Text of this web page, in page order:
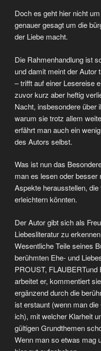
Doch es geht hier nicht
genauer gesagt um die
der Liebe macht.
Die Rahmenhandlung ist
und damit meint der
– trifft auf einer Lesereise
zuvor kurz aber heftig
Nacht, insbesondere über
warum sie trotz allem
erfährt man auch ein
des Autors selbst.
Was ist nun das
man es lesen oder
Aspekte herausstellen,
erleichtern könnten.
Der Autor gibt sich als
Liebesliteratur zu
Wesentliche Teile seines
berühmten Ehe- und
PROUST,
arbeitet er, kommentiert
ergänzend durch die
ist erstaunt (wenn man
ich), mit welcher Klarheit
gültigen Grundthemen
Wenn man so etwas mag